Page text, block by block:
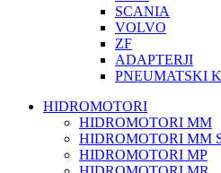
SCANIA
VOLVO
ZF
ADAPTERJI
PNEUMATSKI
HIDROMOTORI
HIDROMOTORI MM
HIDROMOTORI MM
HIDROMOTORI MP